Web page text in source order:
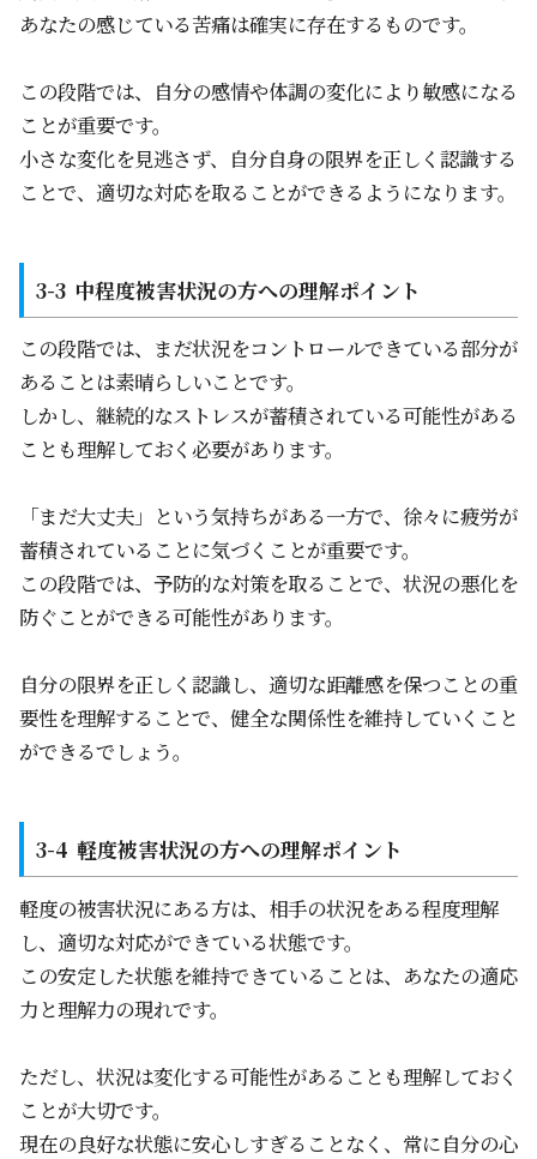
あなたの感じている苦痛は確実に存在するものです。
この段階では、自分の感情や体調の変化により敏感になる
ことが重要です。
小さな変化を見逃さず、自分自身の限界を正しく認識する
ことで、適切な対応を取ることができるようになります。
中程度被害状況の方への理解ポイント
この段階では、まだ状況をコントロールできている部分が
あることは素晴らしいことです。
しかし、継続的なストレスが蓄積されている可能性がある
ことも理解しておく必要があります。
「まだ大丈夫」という気持ちがある一方で、徐々に疲労が
蓄積されていることに気づくことが重要です。
この段階では、予防的な対策を取ることで、状況の悪化を
防ぐことができる可能性があります。
自分の限界を正しく認識し、適切な距離感を保つことの重
要性を理解することで、健全な関係性を維持していくこと
ができるでしょう。
軽度被害状況の方への理解ポイント
軽度の被害状況にある方は、相手の状況をある程度理解
し、適切な対応ができている状態です。
この安定した状態を維持できていることは、あなたの適応
力と理解力の現れです。
ただし、状況は変化する可能性があることも理解しておく
ことが大切です。
現在の良好な状態に安心しすぎることなく、常に自分の心